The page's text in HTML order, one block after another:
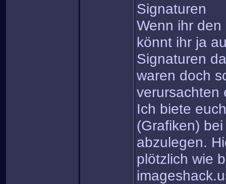
Signaturen
Wenn ihr
könnt ihr ja
Signaturen
waren doch
verursachten
Ich biete
(Grafiken)
abzulegen.
plötzlich wie